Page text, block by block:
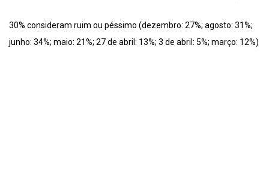
30% consideram ruim ou péssimo (dezembro: 27%; agosto: 31%;
junho: 34%; maio: 21%; 27 de abril: 13%; 3 de abril: 5%; março: 12%)